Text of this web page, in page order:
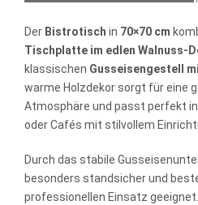
Der Bistrotisch in 70×70 cm
Tischplatte im edlen Walnuss-
klassischen Gusseisengestell
warme Holzdekor sorgt für eine
Atmosphäre und passt perfekt
oder Cafés mit stilvollem
Durch das stabile
besonders standsicher und
professionellen Einsatz geeignet.